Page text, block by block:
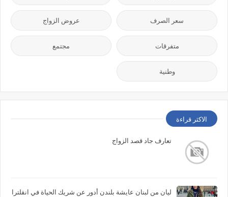
سعر الصرف عروض الزواج
متفرقات مجتمع
وطنية
الاكثر قراءة
تعارف جاد قصد الزواج
ليان من لبنان عايشة بلندن أدور عن شريك الحياة في انقلترا